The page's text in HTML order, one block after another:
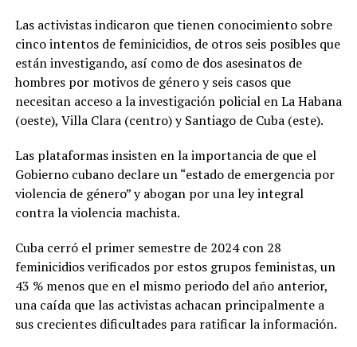
Las activistas indicaron que tienen conocimiento sobre
cinco intentos de feminicidios, de otros seis posibles que
están investigando, así como de dos asesinatos de
hombres por motivos de género y seis casos que
necesitan acceso a la investigación policial en La Habana
(oeste), Villa Clara (centro) y Santiago de Cuba (este).
Las plataformas insisten en la importancia de que el
Gobierno cubano declare un “estado de emergencia por
violencia de género” y abogan por una ley integral
contra la violencia machista.
Cuba cerró el primer semestre de 2024 con 28
feminicidios verificados por estos grupos feministas, un
43 % menos que en el mismo periodo del año anterior,
una caída que las activistas achacan principalmente a
sus crecientes dificultades para ratificar la información.